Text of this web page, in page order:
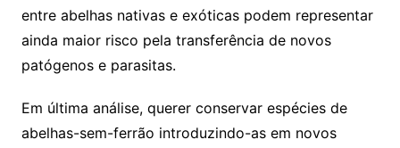
entre abelhas nativas e exóticas podem representar
ainda maior risco pela transferência de novos
patógenos e parasitas.
Em última análise, querer conservar espécies de
abelhas-sem-ferrão introduzindo-as em novos